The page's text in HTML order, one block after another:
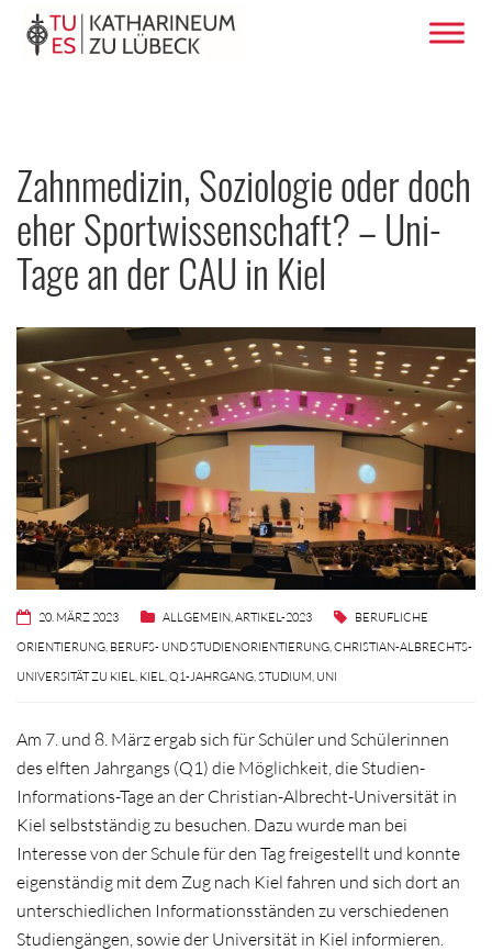
Zahnmedizin, Soziologie oder doch
eher Sportwissenschaft? – Uni-
Tage an der CAU in Kiel
20. MÄRZ 2023 ALLGEMEIN,ARTIKEL-2023
BERUFLICHE
ORIENTIERUNG, BERUFS- UND STUDIENORIENTIERUNG,CHRISTIAN-ALBRECHTS-
UNIVERSITÄT ZU KIEL, KIEL,Q1-JAHRGANG,STUDIUM, UNI
Am 7. und 8. März ergab sich für Schüler und Schülerinnen
des elften Jahrgangs (Q1) die Möglichkeit, die Studien-
Informations-Tage an der Christian-Albrecht-Universität in
Kiel selbstständig zu besuchen. Dazu wurde man bei
Interesse von der Schule für den Tag freigestellt und konnte
eigenständig mit dem Zug nach Kiel fahren und sich dort an
unterschiedlichen Informationsständen zu verschiedenen
Studiengängen, sowie der Universität in Kiel informieren.